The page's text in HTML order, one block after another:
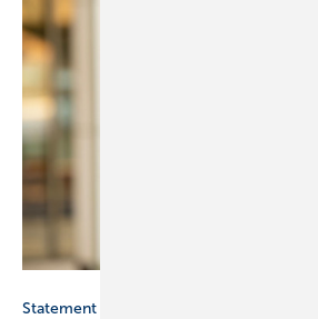
Statement